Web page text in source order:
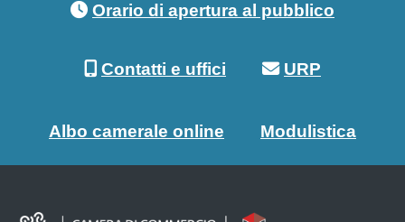
Orario di apertura al pubblico
Contatti e uffici URP
Albo camerale online Modulistica